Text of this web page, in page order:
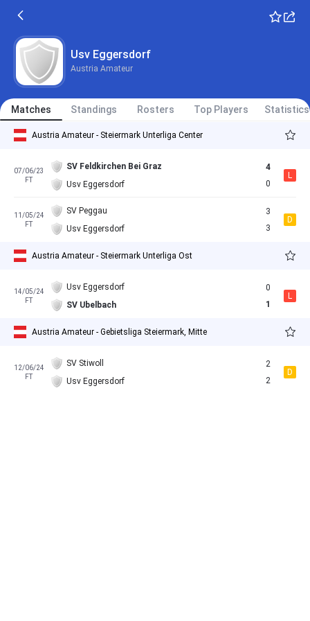
Usv Eggersdorf
Austria Amateur
Matches Standings Rosters Top Players Statistics
Austria Amateur - Steiermark Unterliga Center
07/06/23
FT
SV Feldkirchen Bei Graz
Usv Eggersdorf
4
0
L
11/05/24
FT
SV Peggau
Usv Eggersdorf
3
3
D
Austria Amateur - Steiermark Unterliga Ost
14/05/24
FT
Usv Eggersdorf
SV Ubelbach
0
1
L
Austria Amateur - Gebietsliga Steiermark, Mitte
12/06/24
FT
SV Stiwoll
Usv Eggersdorf
2
2
D